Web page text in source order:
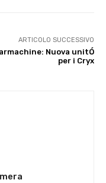
ARTICOLO SUCCESSIVO
Nuova unitÓ
per i Cryx